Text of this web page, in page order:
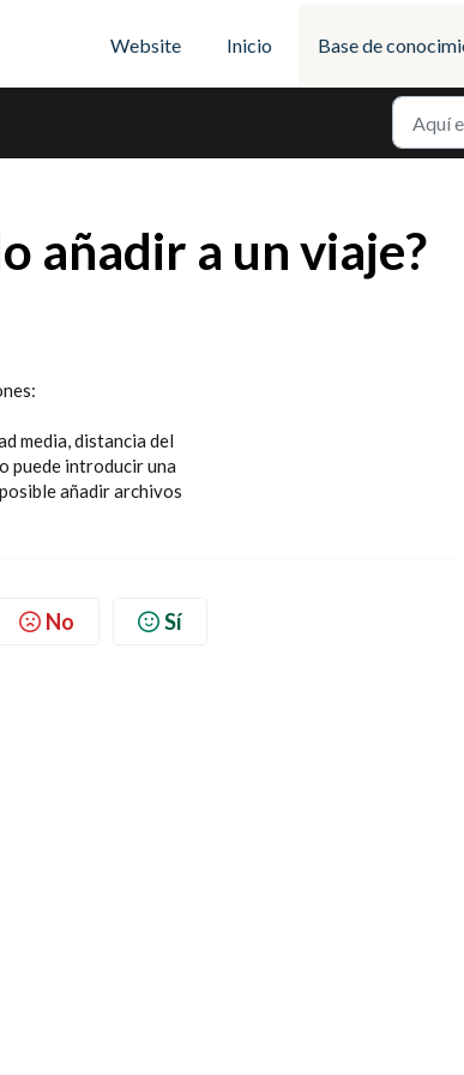
Website
Inicio Base de
añadir a un viaje?
media, distancia del
puede introducir una
añadir archivos
No Sí